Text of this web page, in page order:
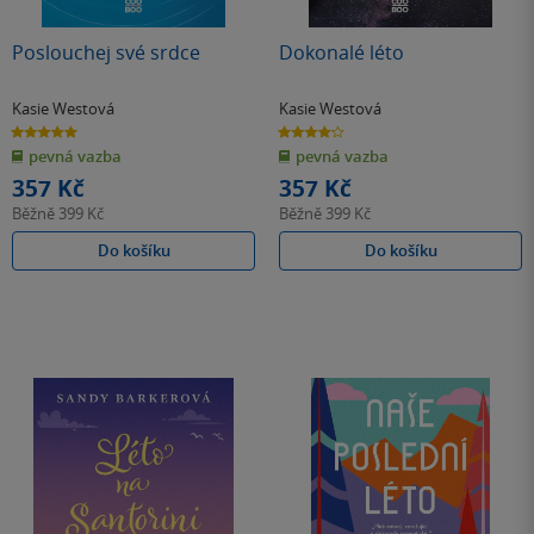
Poslouchej své srdce
Kasie Westová
5.0
z
5
hvězdiček
pevná vazba
357 Kč
Běžně 399 Kč
Do košíku
Dokonalé léto
Kasie Westová
4.2
z
5
hvězdiček
pevná vazba
357 Kč
Běžně 399 Kč
Do košíku